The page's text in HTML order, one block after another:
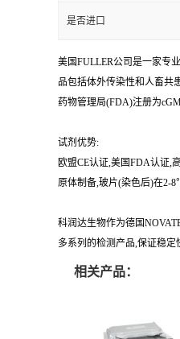
是否进口
美国FULLER公司是一家专
品包括体外传染性和人畜共
药物管理局(FDA)注册为
试剂优势:
欧盟CE认证,美国FDA认证,
原体制备,玻片(染色后)在2-
科润达生物作为德国
多系列的检测产品,保证稳定
相关产品：